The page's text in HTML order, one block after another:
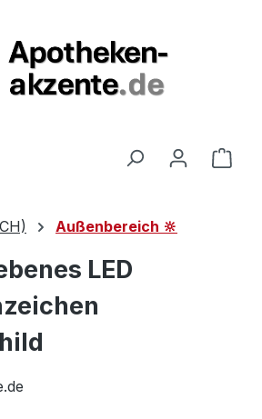
Außenbereich 🔆
LED